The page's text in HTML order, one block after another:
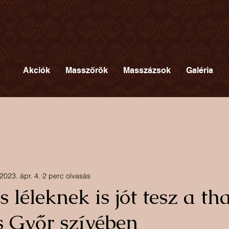
Akciók Masszőrök Masszázsok Galéria
léleknek is jót tesz a
Győr szívében
2023. ápr. 4. 2 perc olvasás